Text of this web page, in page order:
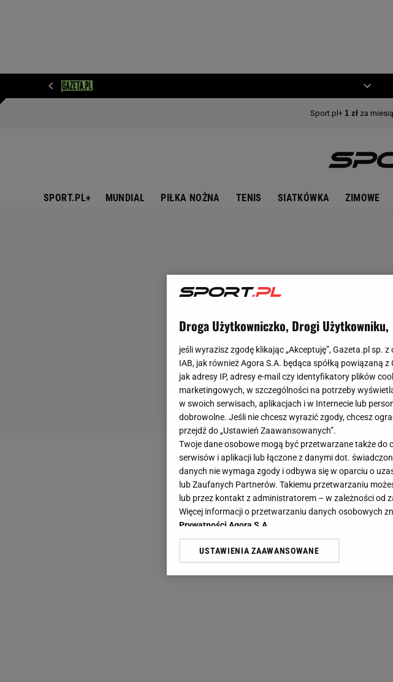
SPORT.PL+ MUNDIAL PIŁKA NOŻNA TENIS SIATKÓWKA ZIMOWE
Droga Użytkowniczko, Drogi Użytkowniku,
jeśli wyrazisz zgodę klikając „Akceptuję”, Gazeta.pl sp.
IAB, jak również Agora S.A. będąca spółką powiązaną
jak adresy IP, adresy e-mail czy identyfikatory plików
marketingowych, w szczególności na potrzeby
w swoich serwisach, aplikacjach i w Internecie lub
dobrowolne. Jeśli nie chcesz wyrazić zgody, chcesz
przejdź do „Ustawień Zaawansowanych”.
Twoje dane osobowe mogą być przetwarzane także
serwisów i aplikacji lub łączone z danymi dot.
danych nie wymaga zgody i odbywa się w oparciu o
lub Zaufanych Partnerów. Takiemu przetwarzaniu
lub przez kontakt z administratorem – w zależności od
Więcej informacji o przetwarzaniu danych osobowych
Prywatności Agora S.A.
Klikając „Akceptuję” wyrażasz też zgodę na
Zaufanych Partnerów i Agora S.A. na Twoim
USTAWIENIA ZAAWANSOWANE